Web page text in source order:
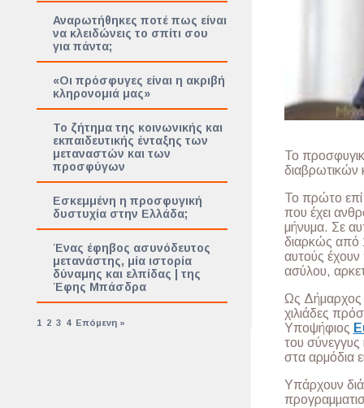
Αναρωτήθηκες ποτέ πως είναι
να κλειδώνεις το σπίτι σου
για πάντα;
«Οι πρόσφυγες είναι η ακριβή
κληρονομιά μας»
Το ζήτημα της κοινωνικής και
εκπαιδευτικής ένταξης των
μεταναστών και των
προσφύγων
Εσκεμμένη η προσφυγική
δυστυχία στην Ελλάδα;
Ένας έφηβος ασυνόδευτος
μετανάστης, μία ιστορία
δύναμης και ελπίδας | της
Έφης Μπάσδρα
1 2 3 4 Επόμενη »
Το
διαβρωτικών
Το πρώτο
που έχει
μήνυμα. Σε
διαρκώς από
αυτούς έχουν
ασύλου,
Ως Δήμαρχος
χιλιάδες
Υποψήφιος
του σύνεγγυς
στα αρμόδια
Υπάρχουν